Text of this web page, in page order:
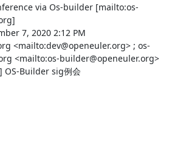
via Os-builder [mailto:os-
7, 2020 2:12 PM
<mailto:dev@openeuler.org> ; os-
<mailto:os-builder@openeuler.org>
Builder sig例会